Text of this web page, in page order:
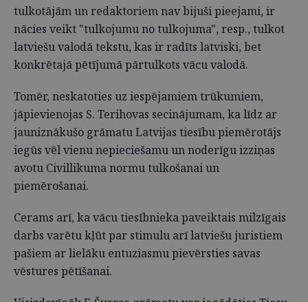
tulkotājām un redaktoriem nav bijuši pieejami, ir
nācies veikt "tulko­jumu no tulkojuma", resp., tulkot
latviešu valodā tekstu, kas ir radīts latviski, bet
konkrētajā pētījumā pārtulkots vācu valodā.
Tomēr, neskatoties uz iespējamiem trūkumiem,
jāpievienojas S. Terihovas secinājumam, ka līdz ar
jauniznākušo grāmatu Latvijas tiesību piemērotājs
iegūs vēl vienu nepieciešamu un noderīgu izziņas
avotu Civillikuma normu tulkošanai un
piemērošanai.
Cerams arī, ka vācu tiesībnieka paveiktais milzīgais
darbs varētu kļūt par stimulu arī latviešu juristiem
pašiem ar lielāku entuziasmu pievērsties savas
vēstures pētīšanai.